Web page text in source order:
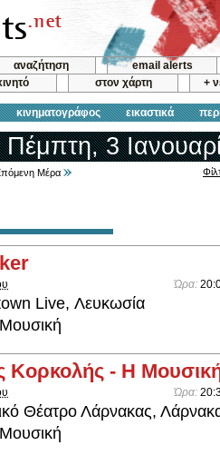
αναζήτηση
email alerts
στον χάρτη +
κινηματογράφος εικαστικά
3
Μέρα
Ώρα:
Live, Λευκωσία
Μουσική
Κορκολής - Η Μουσική
Ώρα:
Θέατρο Λάρνακας,
Μουσική